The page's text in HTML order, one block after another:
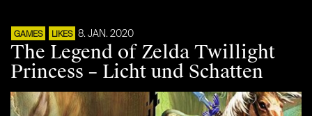
GAMES LIKES 8. JAN. 2020
The Legend of Zelda Twillight
Princess – Licht und Schatten